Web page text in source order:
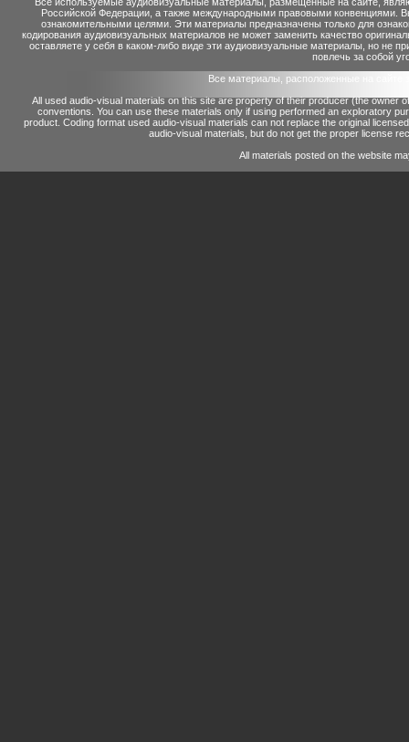
Российской Федерации, а также международными правовыми конвенциями.
ознакомительными целями. Эти материалы предназначены только для
кодирования аудиовизуальных материалов не может заменить качество
оставляете у себя в каком-либо виде эти аудиовизуальные материалы, но не
повлечь за собой
Все материалы, расположенные на сайте
All used audio-visual materials on this site are property of their producer (the owner
conventions. You can use these materials only if using performed an exploratory
product. Coding format used audio-visual materials can not replace the original
audio-visual materials, but do not get the proper license
All materials posted on the website